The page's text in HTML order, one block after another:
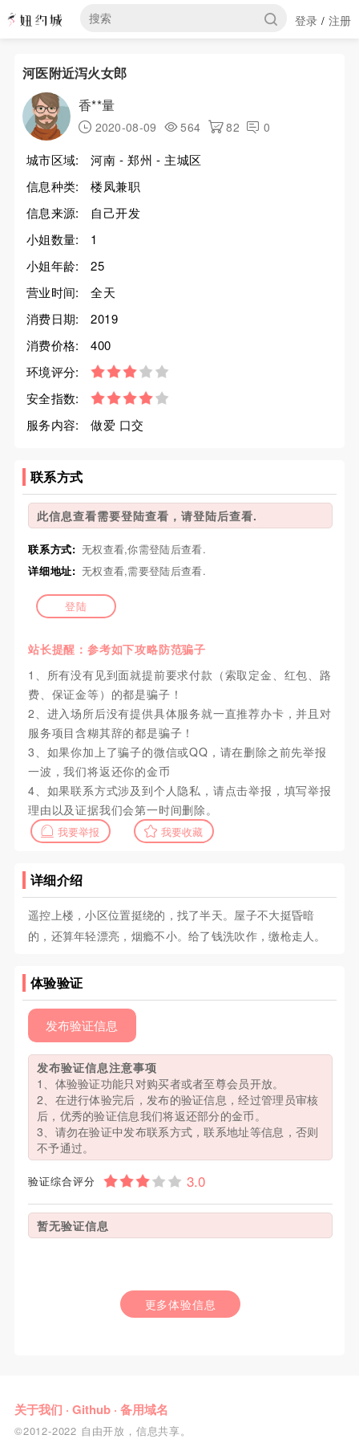
登录 / 注册
河医附近泻火女郎
香**量
2020-08-09 564 82 0
城市区域:
河南 - 郑州 - 主城区
信息种类:
楼凤兼职
信息来源:
自己开发
小姐数量:
1
小姐年龄:
25
营业时间:
全天
消费日期:
2019
消费价格:
400
环境评分:
安全指数:
服务内容:
做爱 口交
联系方式
此信息查看需要登陆查看，请登陆后查看.
联系方式: 无权查看,你需登陆后查看.
详细地址: 无权查看,需要登陆后查看.
登陆
站长提醒：参考如下攻略防范骗子
1、所有没有见到面就提前要求付款（索取定金、红包、路
费、保证金等）的都是骗子！
2、进入场所后没有提供具体服务就一直推荐办卡，并且对
服务项目含糊其辞的都是骗子！
3、如果你加上了骗子的微信或QQ，请在删除之前先举报
一波，我们将返还你的金币
4、如果联系方式涉及到个人隐私，请点击举报，填写举报
理由以及证据我们会第一时间删除。
我要举报 我要收藏
详细介绍
遥控上楼，小区位置挺绕的，找了半天。屋子不大挺昏暗
的，还算年轻漂亮，烟瘾不小。给了钱洗吹作，缴枪走人。
体验验证
发布验证信息
发布验证信息注意事项
1、体验验证功能只对购买者或者至尊会员开放。
2、在进行体验完后，发布的验证信息，经过管理员审核
后，优秀的验证信息我们将返还部分的金币。
3、请勿在验证中发布联系方式，联系地址等信息，否则
不予通过。
验证综合评分
暂无验证信息
更多体验信息
关于我们 · Github· 备用域名
©2012-2022 自由开放，信息共享。